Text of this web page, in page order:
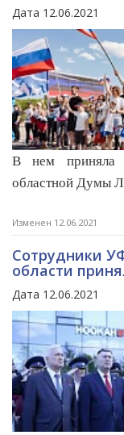
Дата 12.06.2021
В нем приняла
областной Думы
Изменен 12.06.2021
Сотрудники
области
Дата 12.06.2021